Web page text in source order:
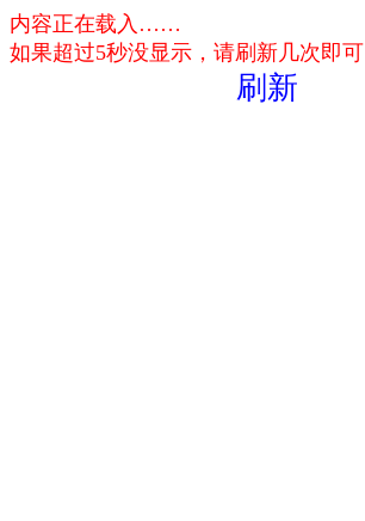
内容正在载入……
如果超过5秒没显示，请刷新几次即可
刷新